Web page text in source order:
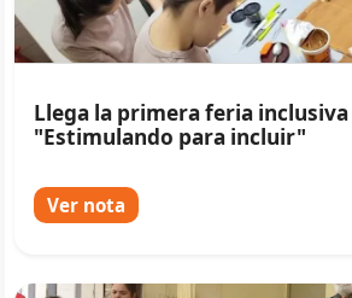
Llega la primera feria
"Estimulando para incluir"
Ver nota